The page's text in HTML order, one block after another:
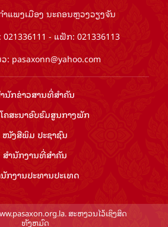
ແພງເມືອງ ນະຄອນຫຼວງວຽງຈັນ
- ແຟັກ: 021336113
: pasaxonn@yahoo.com
ນັກ​ຂ່າວ​ສານ​ທີ່​ສຳ​ຄັນ​
ຄສະນາອົບຮົມ​ສູນ​ກາງ​ພັກ
ໜັງສືພິມ ປະ​ຊາ​ຊົນ
ສຳ​ນັກ​ງານ​ທີ່​ສຳ​ຄັນ
ກ​ງານ​ປະ​ທານ​ປະ​ເທດ
ສະຫງວນໄວ້ເຊິງສິດ
ທັງຫມົດ